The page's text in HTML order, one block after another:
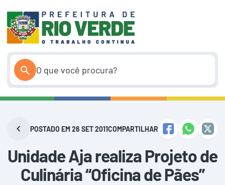
conteúdo
POSTADO EM 26 SET 2011COMPARTILHAR
Unidade Aja realiza Projeto de
Culinária “Oficina de Pães”